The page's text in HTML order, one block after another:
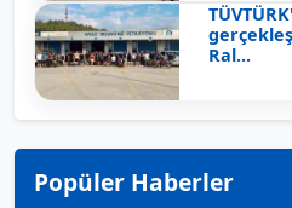
Ral...
Popüler Haberler